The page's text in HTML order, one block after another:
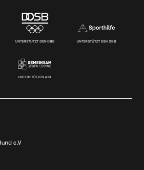
UNTERSTÜTZT DEN DBB UNTERSTÜTZT DEN DBB
UNTERSTÜTZEN WIR
e.V